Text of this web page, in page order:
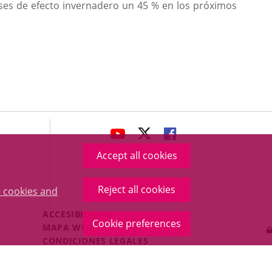
cookies and
Accept all cookies
Reject all cookies
Cookie preferences
de efecto invernadero un 45 % en los próximos
avaHeaderSocial
LINK
TO
EXTERNAL
APPLICATION.
LINK
TO
EXTERNAL
APPLICATION.
LINK
APPLICATION.
Menú
Legal
Footer
ACCESIBILIDAD
MAPA WEB
CONDICIONES LEGALES